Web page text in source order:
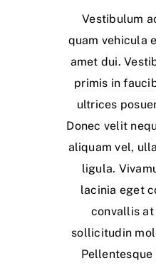
Vestibulum
quam vehicula
amet dui.
primis in
ultrices
Donec velit
aliquam vel,
ligula.
lacinia eget
convallis at
sollicitudin